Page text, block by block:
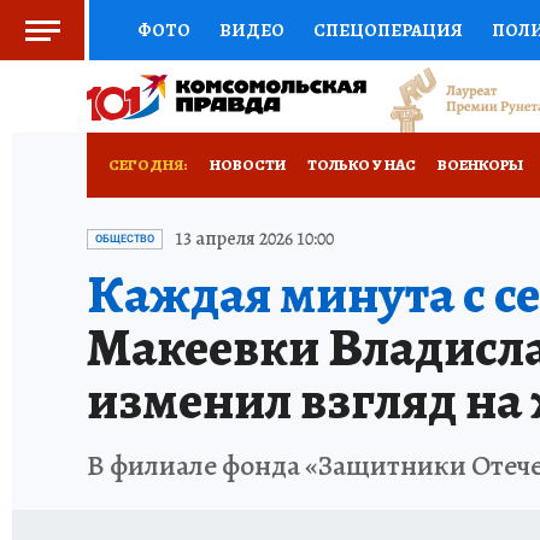
ФОТО ВИДЕО СПЕЦОПЕРАЦИЯ
СОЦПОДДЕРЖКА НАУКА СПОРТ
ВСЕ О КП
СЕГОДНЯ: НОВОСТИ ТОЛЬКО У НАС ВОЕНКОРЫ
НОВОРОССИЯ
ОБЩЕСТВО 13 апреля 2026 10:00
Каждая минута с
Макеевки
изменил взгляд
В филиале фонда «Защитники